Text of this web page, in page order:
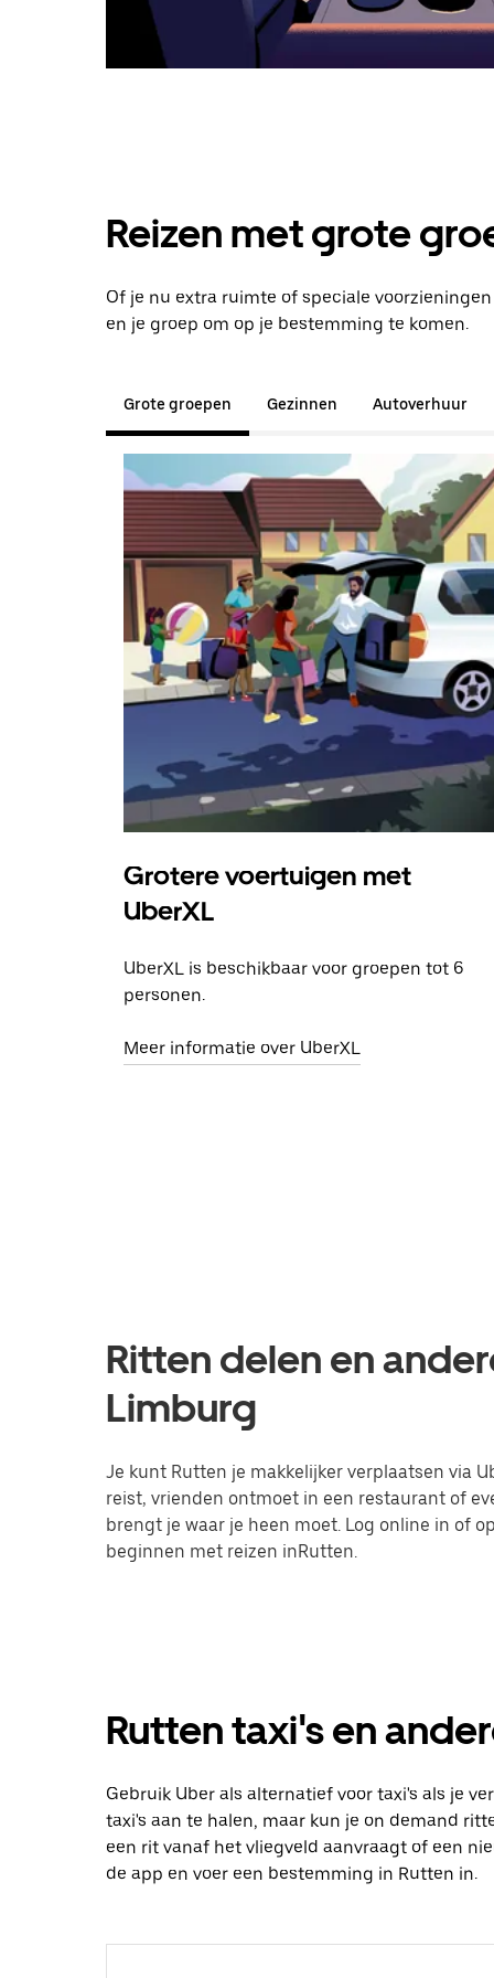
Reizen met grote
Of je nu extra ruimte of speciale
en je groep om op je bestemming te komen.
Grote groepen Gezinnen Autoverhuur
Grotere voertuigen met
UberXL
UberXL is beschikbaar voor groepen tot 6
personen.
Meer informatie over UberXL
Ritten delen en
Limburg
Je kunt Rutten je makkelijker verplaatsen via
reist, vrienden ontmoet in een restaurant of
brengt je waar je heen moet. Log online in of
beginnen met reizen inRutten.
Rutten taxi's en
Gebruik Uber als alternatief voor taxi's als je
taxi's aan te halen, maar kun je on demand
een rit vanaf het vliegveld aanvraagt of een
de app en voer een bestemming in Rutten in.